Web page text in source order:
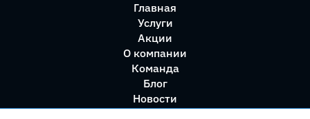
Главная
Услуги
Акции
О компании
Команда
Блог
Новости